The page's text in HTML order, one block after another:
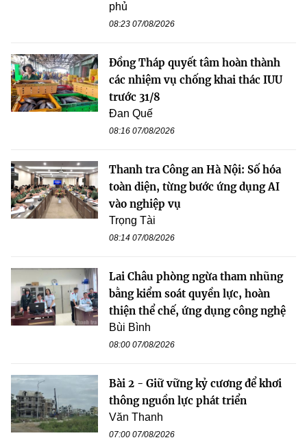
phủ
08:23 07/08/2026
Đồng Tháp quyết tâm hoàn thành
các nhiệm vụ chống khai thác IUU
trước 31/8
Đan Quế
08:16 07/08/2026
Thanh tra Công an Hà Nội: Số hóa
toàn diện, từng bước ứng dụng AI
vào nghiệp vụ
Trọng Tài
08:14 07/08/2026
Lai Châu phòng ngừa tham nhũng
bằng kiểm soát quyền lực, hoàn
thiện thể chế, ứng dụng công nghệ
Bùi Bình
08:00 07/08/2026
Bài 2 - Giữ vững kỷ cương để khơi
thông nguồn lực phát triển
Văn Thanh
07:00 07/08/2026